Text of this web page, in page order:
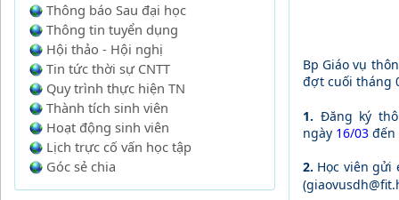
Thông báo Sau đại học
Thông tin tuyển dụng
Hội thảo - Hội nghị
Tin tức thời sự CNTT
Quy trình thực hiện TN
Thành tích sinh viên
Hoạt động sinh viên
Lịch trực cố vấn học tập
Góc sẻ chia
Bp Giáo vụ
đợt cuối tháng
1. Đăng ký
ngày 16/03
2. Học viên gửi
(